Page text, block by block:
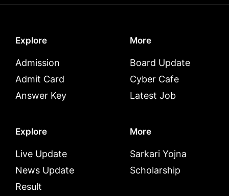
Explore
Admission
Admit Card
Answer Key
More
Board Update
Cyber Cafe
Latest Job
Explore
Live Update
News Update
Result
More
Sarkari Yojna
Scholarship